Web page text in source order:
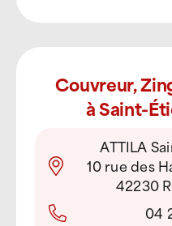
Couvreur,
à Saint-
ATTILA
10 rue des
42230
04